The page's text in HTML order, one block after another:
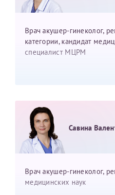
Врач акушер-гинеколог,
категории, кандидат
специалист МЦРМ
Савина
Врач акушер-гинеколог,
медицинских наук
налогоплательщика*